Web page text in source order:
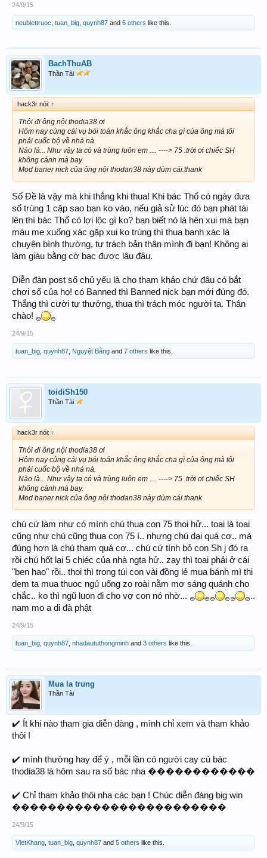
24/9/15
neubiettruoc tuan_big quynh87 and 6 others like this.
BachThuAB
Thần Tài
hack3r nói: ↑
Thôi đi ông nội thodia38 ơi
Hôm nay củng cái vụ bói toán khắc ông khắc cha gì của ông mà tôi
phải cuốc bộ về nhà nà.
Nào là... Như vậy ta có và trùng luôn em .... ----> 75 .trời ơi chiếc SH
không cánh mà bay.
Mod baner nick của ông nội thodan38 này dùm cái.thank
Số Đề là vậy mà khi thắng khi thua! Khi bác Thổ có ngày đưa
số trúng 1 cặp sao bạn ko vào, nếu giả sử lúc đó bạn phát tài
lên thì bác Thổ có lợi lộc gì ko? bạn biết nó là hên xui mà bạn
máu me xuống xác gặp xui ko trúng thì thua banh xác là
chuyện bình thường, tự trách bản thân mình đi bạn! Không ai
làm giàu bằng cờ bạc được lâu đâu.
Diễn đàn post số chủ yếu là cho tham khảo chứ đâu có bắt
chơi số của họ! có Banned thì Banned nick bạn mới đúng đó.
Thắng thì cười tự thưởng, thua thì trách móc người ta. Thân
chào!
24/9/15
tuan_big quynh87 Nguyệt Bằng and 7 others like this.
toidiSh150
Thần Tài
hack3r nói: ↑
Thôi đi ông nội thodia38 ơi
Hôm nay củng cái vụ bói toán khắc ông khắc cha gì của ông mà tôi
phải cuốc bộ về nhà nà.
Nào là... Như vậy ta có và trùng luôn em .... ----> 75 .trời ơi chiếc SH
không cánh mà bay.
Mod baner nick của ông nội thodan38 này dùm cái.thank
chú cứ làm như có mình chú thua con 75 thoi hử... toai là toai
cũng như chú cũng thua con 75 í.. nhưng chú dại quá cơ.. mà
đúng hơn là chú tham quá cơ... chú cứ tính bỏ con Sh j đó ra
rồi chú hốt lại 5 chiéc của nhà ngta hử.. zay thì toai phải ở cái
"ben hao" rồi.. thoi thì trong túi con vài đồng lẻ mua bánh mì thi
dem ta mua thuoc ngủ uống zo roài nằm mơ sáng quánh cho
chắc.. ko thì ngũ luon đi cho vợ con nó nhờ...
..
nam mo a di đà phật
24/9/15
tuan_big quynh87 nhadaututhongminh and 3 others like this.
Mua la trung
Thần Tài
✔️ Ít khi nào tham gia diễn đàng , mình chỉ xem và tham khảo
thôi !
✔️ mình thường hay để ý , mỗi lần có người cay cú bác
thodia38 là hôm sau ra số bác nha ������������
✔️ Chỉ tham khảo thôi nha các bạn ! Chúc diễn đàng big win
������������������������
24/9/15
VietKhang tuan_big quynh87 and 5 others like this.